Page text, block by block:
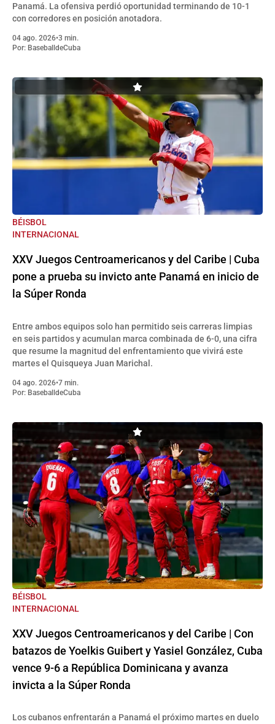
Panamá. La ofensiva perdió oportunidad terminando de 10-1
con corredores en posición anotadora.
04 ago. 2026•3 min.
Por: BaseballdeCuba
BÉISBOL
INTERNACIONAL
XXV Juegos Centroamericanos y del Caribe | Cuba
pone a prueba su invicto ante Panamá en inicio de
la Súper Ronda
Entre ambos equipos solo han permitido seis carreras limpias
en seis partidos y acumulan marca combinada de 6-0, una cifra
que resume la magnitud del enfrentamiento que vivirá este
martes el Quisqueya Juan Marichal.
04 ago. 2026•7 min.
Por: BaseballdeCuba
BÉISBOL
INTERNACIONAL
XXV Juegos Centroamericanos y del Caribe | Con
batazos de Yoelkis Guibert y Yasiel González, Cuba
vence 9-6 a República Dominicana y avanza
invicta a la Súper Ronda
Los cubanos enfrentarán a Panamá el próximo martes en duelo